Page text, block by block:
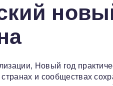
Новый год
и сообществах